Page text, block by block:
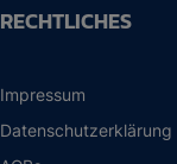
RECHTLICHES
Impressum
Datenschutzerklärung